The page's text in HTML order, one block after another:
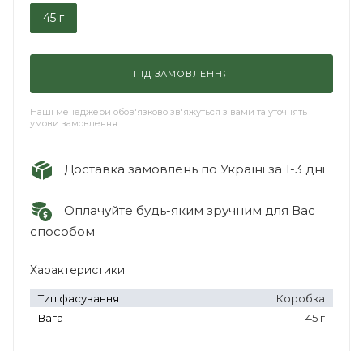
45 г
ПІД ЗАМОВЛЕННЯ
Наші менеджери обов'язково зв'яжуться з вами та уточнять
умови замовлення
Доставка замовлень по Україні за 1-3 дні
Оплачуйте будь-яким зручним для Вас
способом
Характеристики
Тип фасування
Коробка
Вага
45 г